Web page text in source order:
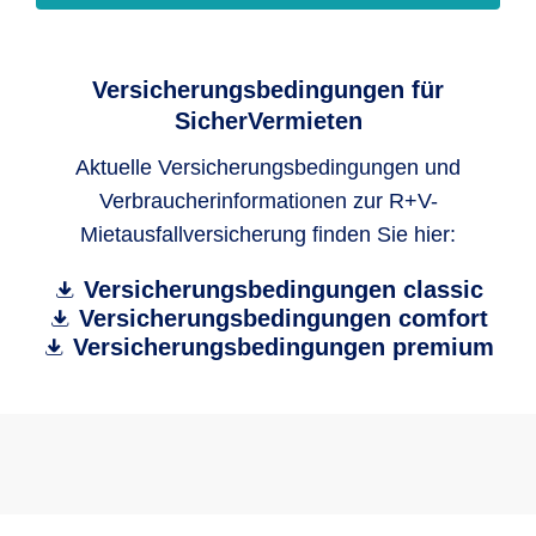
strittige Mietminderungen) mit dem
keine Verletzungen des Mietvertrages
durch den Mieter
entwendeten Sachen/Gegenstände
der Wohnung, die noch nicht ersetzt
wurden.
Versicherungsbedingungen für
SicherVermieten
Aktuelle Versicherungsbedingungen und
Verbraucherinformationen zur R+V-
Mietausfallversicherung finden Sie hier:
Versicherungsbedingungen classic
Versicherungsbedingungen comfort
Versicherungsbedingungen premium